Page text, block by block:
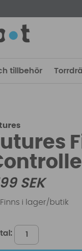
tillbehör
SEK
Finns i lager/butik